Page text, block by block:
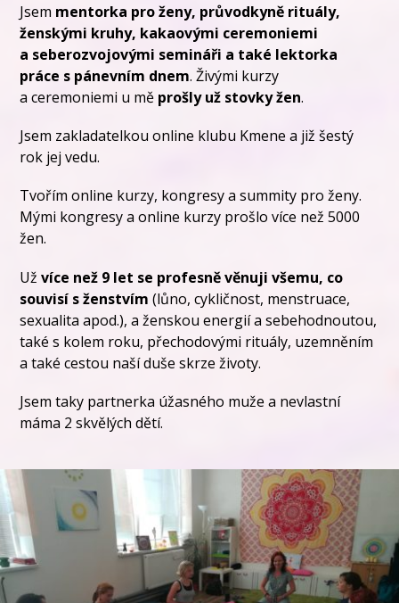
Jsem mentorka pro ženy, průvodkyně rituály,
ženskými kruhy, kakaovými ceremoniemi
a seberozvojovými semináři a také lektorka
práce s pánevním dnem. Živými kurzy
a ceremoniemi u mě prošly už stovky žen.
Jsem zakladatelkou online klubu Kmene a již šestý
rok jej vedu.
Tvořím online kurzy, kongresy a summity pro ženy.
Mými kongresy a online kurzy prošlo více než 5000
žen.
Užvíce než 9 let se profesně věnuji všemu, co
souvisí s ženstvím (lůno, cykličnost, menstruace,
sexualita apod.), a ženskou energií a sebehodnoutou,
také s kolem roku, přechodovými rituály, uzemněním
a také cestou naší duše skrze životy.
Jsem taky partnerka úžasného muže a nevlastní
máma 2 skvělých dětí.